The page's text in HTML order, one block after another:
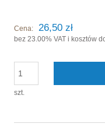
Cena nie zawiera
Cena: 26,50 zł
bez 23.00% VAT i kosztów
szt.